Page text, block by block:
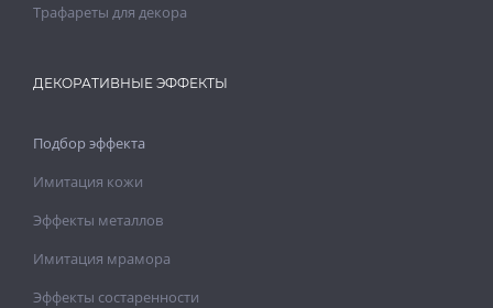
Трафареты для декора
ДЕКОРАТИВНЫЕ ЭФФЕКТЫ
Подбор эффекта
Имитация кожи
Эффекты металлов
Имитация мрамора
Эффекты состаренности